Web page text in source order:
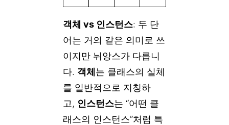
객체 vs 인스턴스: 두 단
어는 거의 같은 의미로 쓰
이지만 뉘앙스가 다릅니
다. 객체는 클래스의 실체
를 일반적으로 지칭하
고, 인스턴스는 “어떤 클
래스의 인스턴스”처럼 특